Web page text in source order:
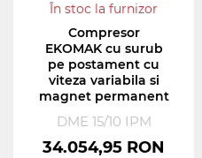
În stoc la furnizor
Compresor
EKOMAK cu surub
pe postament cu
viteza variabila si
magnet permanent
DME 15/10 IPM
34.054,95 RON